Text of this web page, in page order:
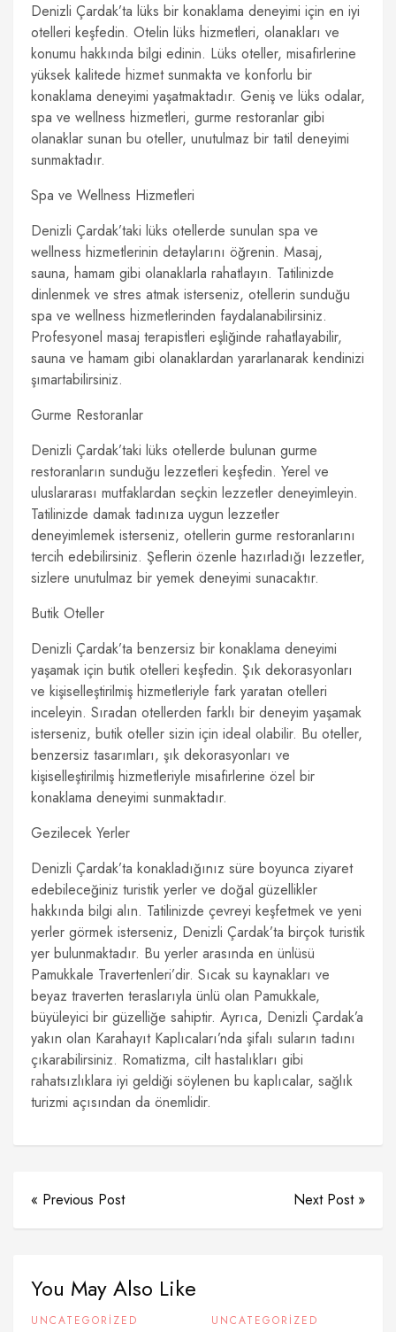
Denizli Çardak’ta lüks bir konaklama deneyimi için en iyi
otelleri keşfedin. Otelin lüks hizmetleri, olanakları ve
konumu hakkında bilgi edinin. Lüks oteller, misafirlerine
yüksek kalitede hizmet sunmakta ve konforlu bir
konaklama deneyimi yaşatmaktadır. Geniş ve lüks odalar,
spa ve wellness hizmetleri, gurme restoranlar gibi
olanaklar sunan bu oteller, unutulmaz bir tatil deneyimi
sunmaktadır.
Spa ve Wellness Hizmetleri
Denizli Çardak’taki lüks otellerde sunulan spa ve
wellness hizmetlerinin detaylarını öğrenin. Masaj,
sauna, hamam gibi olanaklarla rahatlayın. Tatilinizde
dinlenmek ve stres atmak isterseniz, otellerin sunduğu
spa ve wellness hizmetlerinden faydalanabilirsiniz.
Profesyonel masaj terapistleri eşliğinde rahatlayabilir,
sauna ve hamam gibi olanaklardan yararlanarak kendinizi
şımartabilirsiniz.
Gurme Restoranlar
Denizli Çardak’taki lüks otellerde bulunan gurme
restoranların sunduğu lezzetleri keşfedin. Yerel ve
uluslararası mutfaklardan seçkin lezzetler deneyimleyin.
Tatilinizde damak tadınıza uygun lezzetler
deneyimlemek isterseniz, otellerin gurme restoranlarını
tercih edebilirsiniz. Şeflerin özenle hazırladığı lezzetler,
sizlere unutulmaz bir yemek deneyimi sunacaktır.
Butik Oteller
Denizli Çardak’ta benzersiz bir konaklama deneyimi
yaşamak için butik otelleri keşfedin. Şık dekorasyonları
ve kişiselleştirilmiş hizmetleriyle fark yaratan otelleri
inceleyin. Sıradan otellerden farklı bir deneyim yaşamak
isterseniz, butik oteller sizin için ideal olabilir. Bu oteller,
benzersiz tasarımları, şık dekorasyonları ve
kişiselleştirilmiş hizmetleriyle misafirlerine özel bir
konaklama deneyimi sunmaktadır.
Gezilecek Yerler
Denizli Çardak’ta konakladığınız süre boyunca ziyaret
edebileceğiniz turistik yerler ve doğal güzellikler
hakkında bilgi alın. Tatilinizde çevreyi keşfetmek ve yeni
yerler görmek isterseniz, Denizli Çardak’ta birçok turistik
yer bulunmaktadır. Bu yerler arasında en ünlüsü
Pamukkale Travertenleri’dir. Sıcak su kaynakları ve
beyaz traverten teraslarıyla ünlü olan Pamukkale,
büyüleyici bir güzelliğe sahiptir. Ayrıca, Denizli Çardak’a
yakın olan Karahayıt Kaplıcaları’nda şifalı suların tadını
çıkarabilirsiniz. Romatizma, cilt hastalıkları gibi
rahatsızlıklara iyi geldiği söylenen bu kaplıcalar, sağlık
turizmi açısından da önemlidir.
« Previous Post Next Post »
You May Also Like
UNCATEGORIZED UNCATEGORIZED